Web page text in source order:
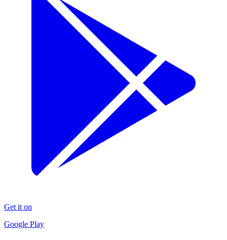
Get it on
Google Play